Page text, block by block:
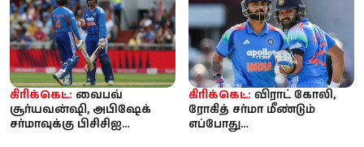
கிரிக்கெட்: வைபவ்
சூர்யவன்ஷி, அபிஷேக்
சர்மாவுக்கு பிசிசிஐ
கிரிக்கெட்: விராட் கோலி,
ரோகித் சர்மா மீண்டும்
எப்போது